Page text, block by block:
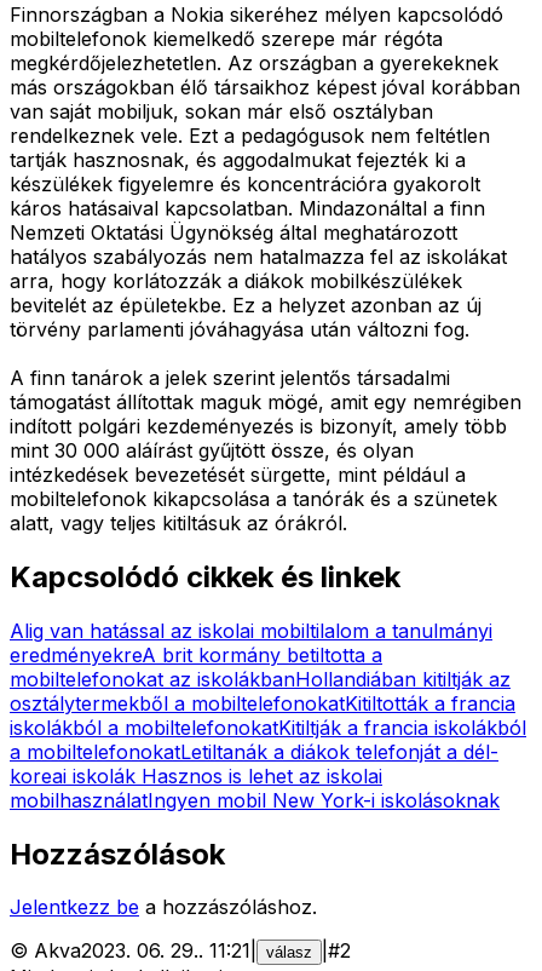
Finnországban a Nokia sikeréhez mélyen kapcsolódó
mobiltelefonok kiemelkedő szerepe már régóta
megkérdőjelezhetetlen. Az országban a gyerekeknek
más országokban élő társaikhoz képest jóval korábban
van saját mobiljuk, sokan már első osztályban
rendelkeznek vele. Ezt a pedagógusok nem feltétlen
tartják hasznosnak, és aggodalmukat fejezték ki a
készülékek figyelemre és koncentrációra gyakorolt
káros hatásaival kapcsolatban. Mindazonáltal a finn
Nemzeti Oktatási Ügynökség által meghatározott
hatályos szabályozás nem hatalmazza fel az iskolákat
arra, hogy korlátozzák a diákok mobilkészülékek
bevitelét az épületekbe. Ez a helyzet azonban az új
törvény parlamenti jóváhagyása után változni fog.
A finn tanárok a jelek szerint jelentős társadalmi
támogatást állítottak maguk mögé, amit egy nemrégiben
indított polgári kezdeményezés is bizonyít, amely több
mint 30 000 aláírást gyűjtött össze, és olyan
intézkedések bevezetését sürgette, mint például a
mobiltelefonok kikapcsolása a tanórák és a szünetek
alatt, vagy teljes kitiltásuk az órákról.
Kapcsolódó cikkek és linkek
Alig van hatással az iskolai mobiltilalom a tanulmányi
eredményekreA brit kormány betiltotta a
mobiltelefonokat az iskolákbanHollandiában kitiltják az
osztálytermekből a mobiltelefonokatKitiltották a francia
iskolákból a mobiltelefonokatKitiltják a francia iskolákból
a mobiltelefonokatLetiltanák a diákok telefonját a dél-
koreai iskolák Hasznos is lehet az iskolai
mobilhasználatIngyen mobil New York-i iskolásoknak
Hozzászólások
Jelentkezz be a hozzászóláshoz.
© Akva2023. 06. 29.. 11:21 válasz #2